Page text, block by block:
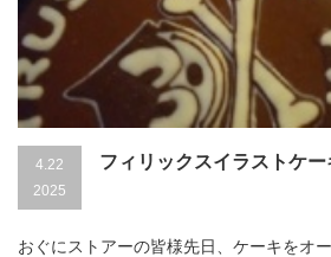
4.22
2025
フィリックスイラストケー
おぐにストアーの皆様先日、ケーキをオ